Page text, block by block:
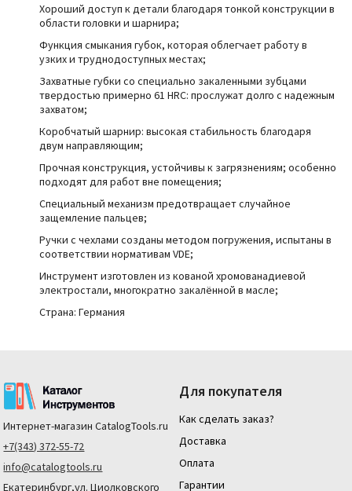
Хороший доступ к детали благодаря тонкой конструкции в
области головки и шарнира;
Функция смыкания губок, которая облегчает работу в
узких и труднодоступных местах;
Захватные губки со специально закаленными зубцами
твердостью примерно 61 HRC: прослужат долго с надежным
захватом;
Коробчатый шарнир: высокая стабильность благодаря
двум направляющим;
Прочная конструкция, устойчивы к загрязнениям; особенно
подходят для работ вне помещения;
Специальный механизм предотвращает случайное
защемление пальцев;
Ручки с чехлами созданы методом погружения, испытаны в
соответствии нормативам VDE;
Инструмент изготовлен из кованой хромованадиевой
электростали, многократно закалённой в масле;
Страна: Германия
Интернет-магазин CatalogTools.ru
+7(343) 372-55-72
info@catalogtools.ru
Екатеринбург,ул. Циолковского
Для покупателя
Как сделать заказ?
Доставка
Оплата
Гарантии